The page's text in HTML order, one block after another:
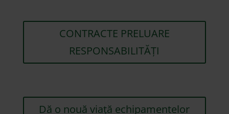
CONTRACTE PRELUARE
RESPONSABILITĂȚI
Dă o nouă viață echipamentelor